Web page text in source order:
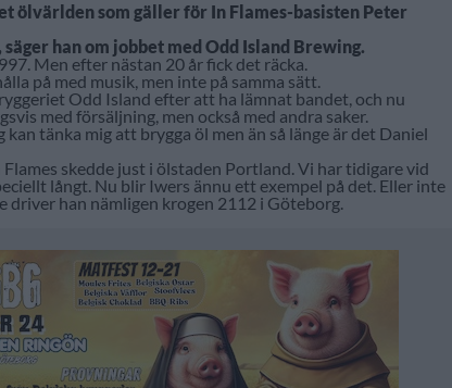
ölvärlden som gäller för In Flames-basisten Peter
han om jobbet med Odd Island Brewing.
Men efter nästan 20 år fick det räcka.
på med musik, men inte på samma sätt.
Odd Island efter att ha lämnat bandet, och nu
med försäljning, men också med andra saker.
tänka mig att brygga öl men än så länge är det Daniel
skedde just i ölstaden Portland. Vi har tidigare vid
långt. Nu blir Iwers ännu ett exempel på det. Eller inte
driver han nämligen krogen 2112 i Göteborg.